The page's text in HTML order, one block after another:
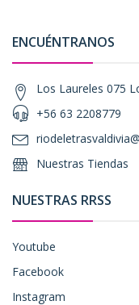
ENCUÉNTRANOS
Los Laureles 075
+56 63 2208779
Nuestras Tiendas
NUESTRAS RRSS
Youtube
Facebook
Instagram